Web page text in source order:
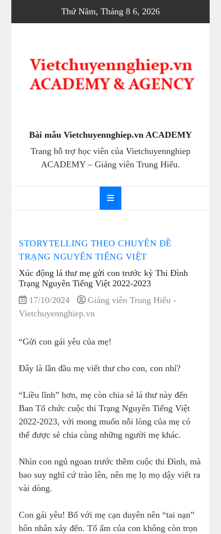
Thứ Năm, Tháng 8 6, 2026
Bài mẫu Vietchuyennghiep.vn ACADEMY
Trang hỗ trợ học viên của Vietchuyennghiep
ACADEMY – Giảng viên Trung Hiếu.
STORYTELLING THEO CHUYÊN ĐỀ
TRẠNG NGUYÊN TIẾNG VIỆT
Xúc động lá thư mẹ gửi con trước kỳ Thi Đình
Trạng Nguyên Tiếng Việt 2022-2023
17/10/2024
Giảng viên Trung Hiếu -
Vietchuyennghiep.vn
“Gửi con gái yêu của mẹ!
Đây là lần đầu mẹ viết thư cho con, con nhỉ?
“Liều lĩnh” hơn, mẹ còn chia sẻ lá thư này đến
Ban Tổ chức cuộc thi Trạng Nguyên Tiếng Việt
2022-2023, với mong muốn nỗi lòng của mẹ có
thể được sẻ chia cùng những người mẹ khác.
Nhìn con ngủ ngoan trước thềm cuộc thi Đình, mà
bao suy nghĩ cứ trào lên, nên mẹ lọ mọ dậy viết ra
vài dòng.
Con gái yêu! Bố với mẹ cạn duyên nên “tai nạn”
hôn nhân xảy đến. Tổ ấm của con không còn trọn